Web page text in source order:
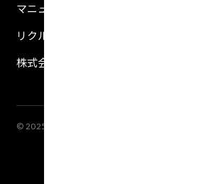
マニュアル二次利用ガイドライン
リクルート
株式会社インプリム
© 2025 Implem. All rights reserved.